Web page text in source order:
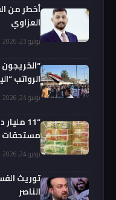
أخطر من
العزاوي
يوليو 23, 2026
الرواتب
يوليو 24, 2026
“11
مستحقات
يوليو 24, 2026
توريث
الناصر